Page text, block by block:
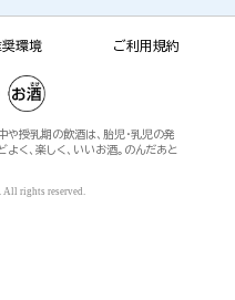
奨環境 ご利用規約
や授乳期の飲酒は、胎児・乳児の発
く、楽しく、いいお酒。のんだあと
All rights reserved.